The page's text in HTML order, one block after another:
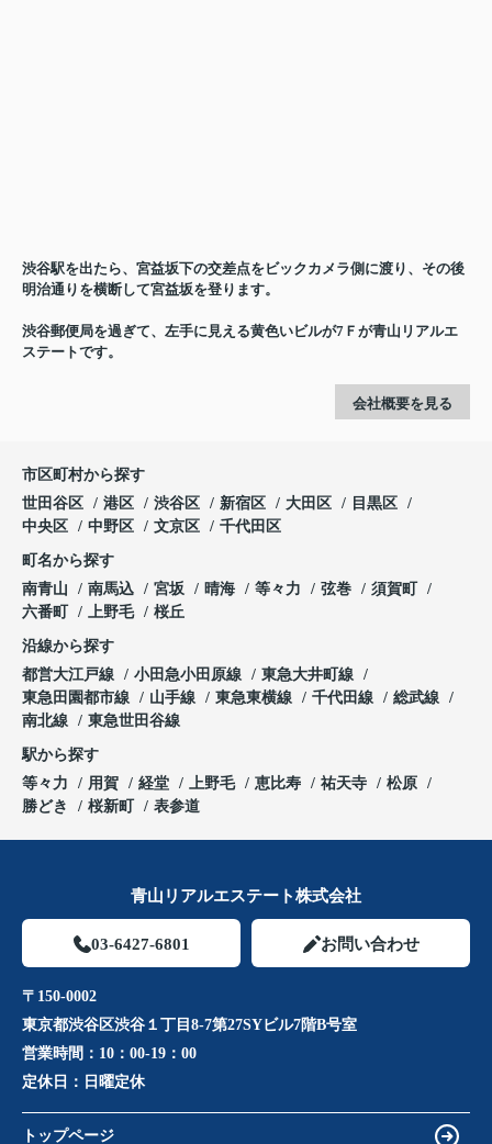
渋谷駅を出たら、宮益坂下の交差点をビックカメラ側に渡り、その後
明治通りを横断して宮益坂を登ります。
渋谷郵便局を過ぎて、左手に見える黄色いビルが7Ｆが青山リアルエ
ステートです。
会社概要を見る
市区町村から探す
世田谷区
港区 渋谷区 新宿区 大田区
目黒区
中央区
中野区 文京区 千代田区
町名から探す
南青山
南馬込 宮坂 晴海 等々力 弦巻
須賀町
六番町
上野毛 桜丘
沿線から探す
都営大江戸線
小田急小田原線
東急大井町線
東急田園都市線
山手線 東急東横線 千代田線
総武線
南北線
東急世田谷線
駅から探す
等々力
用賀 経堂 上野毛 恵比寿 祐天寺
松原
勝どき
桜新町 表参道
青山リアルエステート株式会社
03-6427-6801 お問い合わせ
〒150-0002
東京都渋谷区渋谷１丁目8-7第27SYビル7階B号室
営業時間： 10：00-19：00
定休日： 日曜定休
トップページ